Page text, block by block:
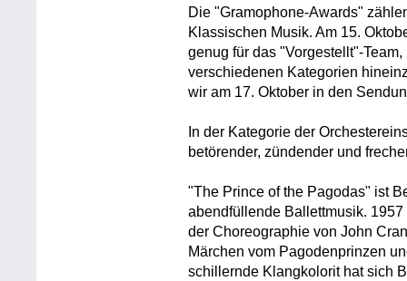
Die "Gramophone-Awards"
Klassischen Musik. Am 15.
genug für das "Vorgestellt"-
verschiedenen Kategorien
wir am 17. Oktober in den
In der Kategorie der
betörender, zündender und
"The Prince of the Pagodas" ist
abendfüllende Ballettmusik.
der Choreographie von John
Märchen vom Pagodenprinzen
schillernde Klangkolorit hat sich